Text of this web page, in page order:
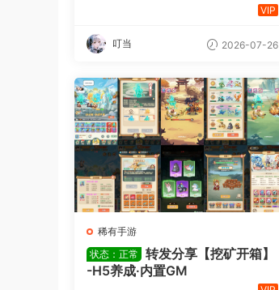
VIP
叮当 2026-07-26
稀有手游
状态：正常
转发分享【挖矿开箱】
-H5养成·内置GM